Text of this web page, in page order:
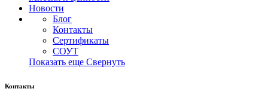
Новости
Блог
Контакты
Сертификаты
СОУТ
Показать еще Свернуть
Контакты